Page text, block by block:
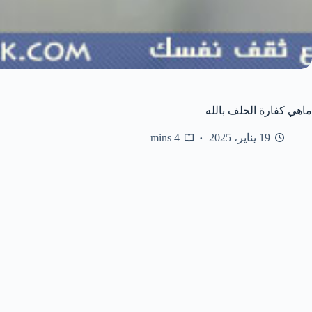
ماهي كفارة الحلف بالله
19 يناير، 2025 4 mins